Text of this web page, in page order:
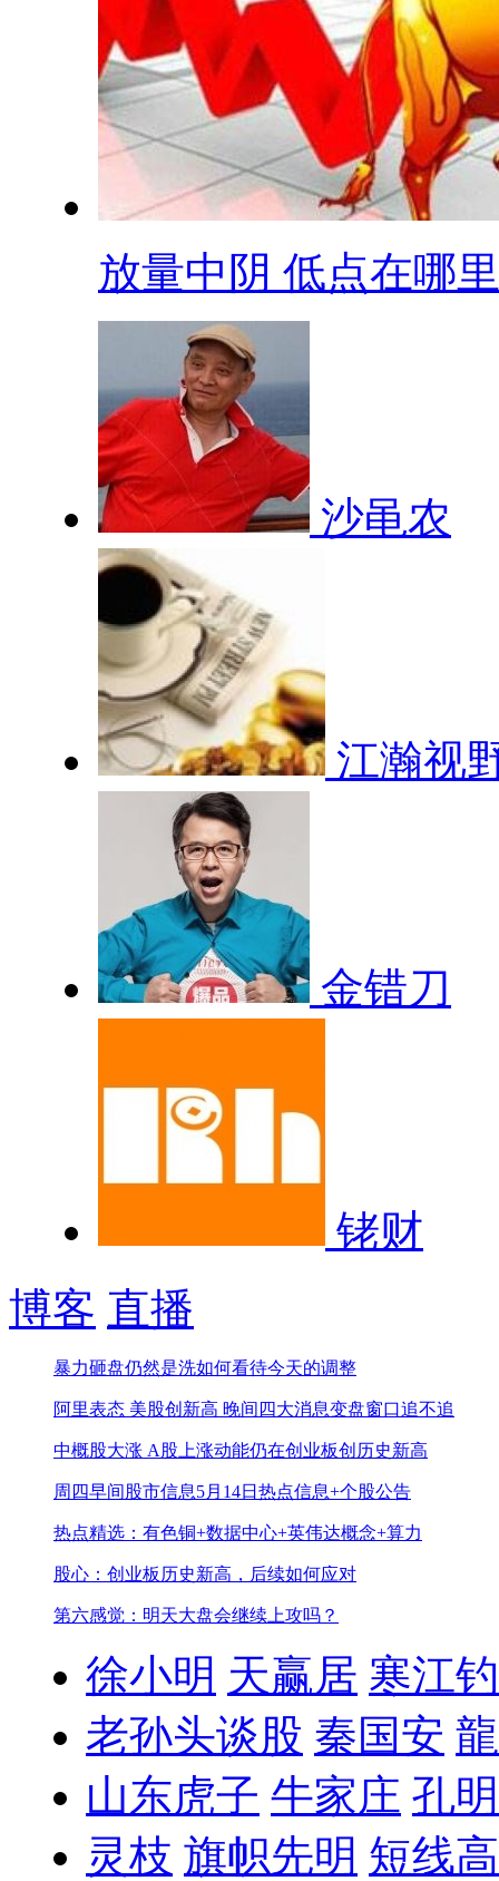
放量中阴 低点在哪
沙黾农
江瀚视
金错刀
铑财
博客 直播
暴力砸盘仍然是洗如何看待今天的调整
阿里表态 美股创新高 晚间四大消息变盘窗口追不追
中概股大涨 A股上涨动能仍在创业板创历史新高
周四早间股市信息5月14日热点信息+个股公告
热点精选：有色铜+数据中心+英伟达概念+算力
股心：创业板历史新高，后续如何应对
第六感觉：明天大盘会继续上攻吗？
徐小明 天赢居 寒江
老孙头谈股 秦国安
山东虎子 牛家庄 孔
灵枝 旗帜先明 短线